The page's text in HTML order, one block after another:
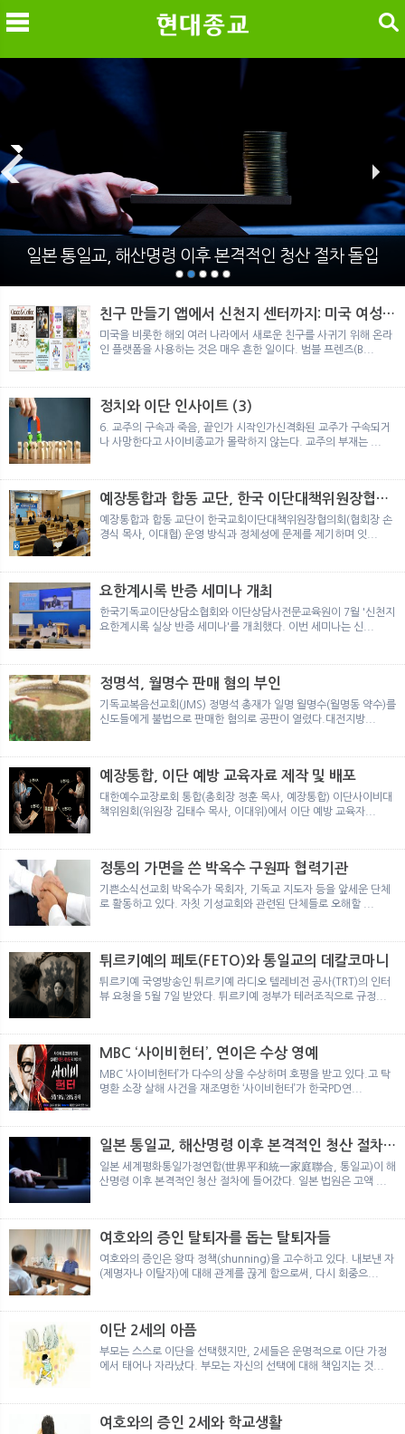
메
색
일본 통일교, 해산명령 이후 본격적인 청산 절차 돌입
친구 만들기 앱에서 신천지 센터까지: 미국 여성이
경험한 9개월 포섭의 전 과정
미국을 비롯한 해외 여러 나라에서 새로운 친구를 사귀기 위해 온라
인 플랫폼을 사용하는 것은 매우 흔한 일이다. 범블 프렌즈(B...
정치와 이단 인사이트 (3)
6. 교주의 구속과 죽음, 끝인가 시작인가신격화된 교주가 구속되거
나 사망한다고 사이비종교가 몰락하지 않는다. 교주의 부재는 ...
예장통합과 합동 교단, 한국 이단대책위원장협의
회 탈퇴
예장통합과 합동 교단이 한국교회이단대책위원장협의회(협회장 손
경식 목사, 이대협) 운영 방식과 정체성에 문제를 제기하며 잇...
요한계시록 반증 세미나 개최
한국기독교이단상담소협회와 이단상담사전문교육원이 7월 '신천지
요한계시록 실상 반증 세미나'를 개최했다. 이번 세미나는 신...
정명석, 월명수 판매 혐의 부인
기독교복음선교회(JMS) 정명석 총재가 일명 월명수(월명동 약수)를
신도들에게 불법으로 판매한 혐의로 공판이 열렸다.대전지방...
예장통합, 이단 예방 교육자료 제작 및 배포
대한예수교장로회 통합(총회장 정훈 목사, 예장통합) 이단사이비대
책위원회(위원장 김태수 목사, 이대위)에서 이단 예방 교육자...
정통의 가면을 쓴 박옥수 구원파 협력기관
기쁜소식선교회 박옥수가 목회자, 기독교 지도자 등을 앞세운 단체
로 활동하고 있다. 자칫 기성교회와 관련된 단체들로 오해할 ...
튀르키예의 페토(FETO)와 통일교의 데칼코마니
튀르키예 국영방송인 튀르키예 라디오 텔레비전 공사(TRT)의 인터
뷰 요청을 5월 7일 받았다. 튀르키예 정부가 테러조직으로 규정...
MBC ‘사이비헌터’, 연이은 수상 영예
MBC ‘사이비헌터’가 다수의 상을 수상하며 호평을 받고 있다.고 탁
명환 소장 살해 사건을 재조명한 ‘사이비헌터’가 한국PD연...
일본 통일교, 해산명령 이후 본격적인 청산 절차
돌입
일본 세계평화통일가정연합(世界平和統一家庭聯合, 통일교)이 해
산명령 이후 본격적인 청산 절차에 들어갔다. 일본 법원은 고액 ...
여호와의 증인 탈퇴자를 돕는 탈퇴자들
여호와의 증인은 왕따 정책(shunning)을 고수하고 있다. 내보낸 자
(제명자나 이탈자)에 대해 관계를 끊게 함으로써, 다시 회중으...
이단 2세의 아픔
부모는 스스로 이단을 선택했지만, 2세들은 운명적으로 이단 가정
에서 태어나 자라났다. 부모는 자신의 선택에 대해 책임지는 것...
여호와의 증인 2세와 학교생활